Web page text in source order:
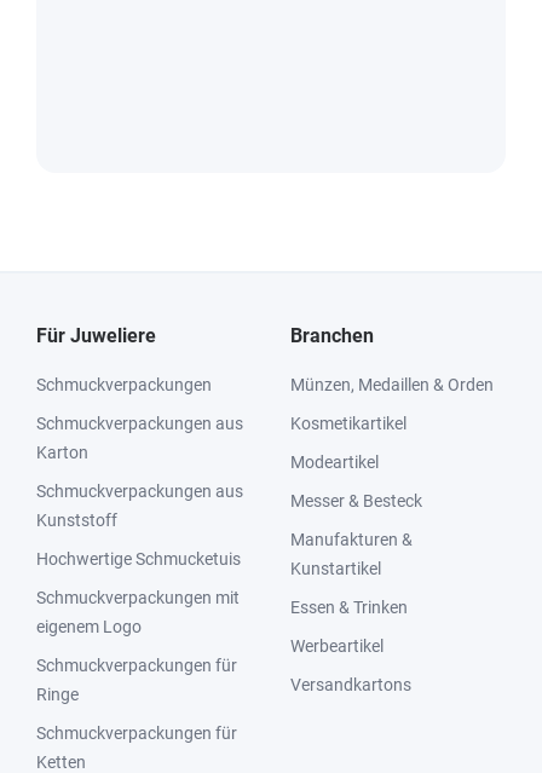
Für Juweliere
Schmuckverpackungen
Schmuckverpackungen aus
Karton
Schmuckverpackungen aus
Kunststoff
Hochwertige Schmucketuis
Schmuckverpackungen mit
eigenem Logo
Schmuckverpackungen für
Ringe
Schmuckverpackungen für
Ketten
Branchen
Münzen, Medaillen & Orden
Kosmetikartikel
Modeartikel
Messer & Besteck
Manufakturen &
Kunstartikel
Essen & Trinken
Werbeartikel
Versandkartons